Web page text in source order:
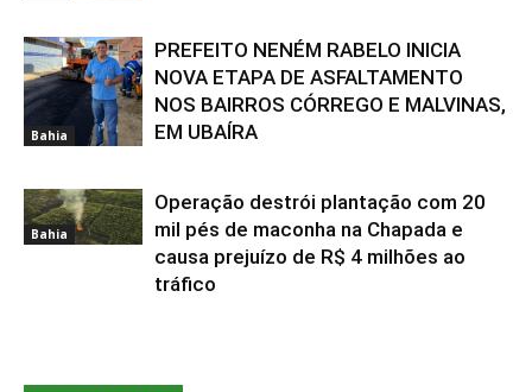
Bahia
PREFEITO NENÉM RABELO INICIA
NOVA ETAPA DE ASFALTAMENTO
NOS BAIRROS CÓRREGO E MALVINAS,
EM UBAÍRA
Bahia
Operação destrói plantação com 20
mil pés de maconha na Chapada e
causa prejuízo de R$ 4 milhões ao
tráfico